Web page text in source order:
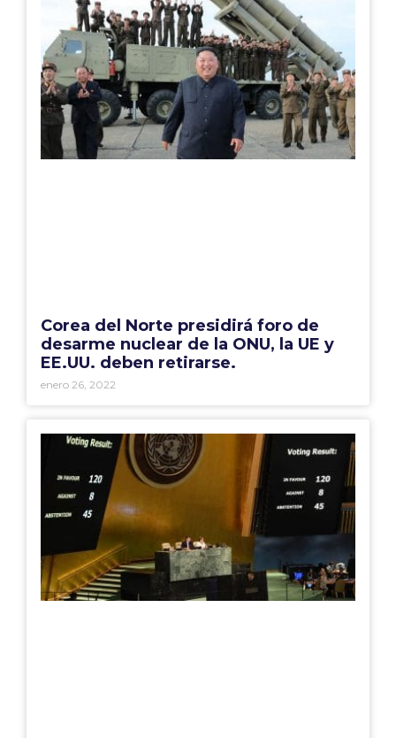
Corea del Norte presidirá foro de
desarme nuclear de la ONU, la UE y
EE.UU. deben retirarse.
enero 26, 2022